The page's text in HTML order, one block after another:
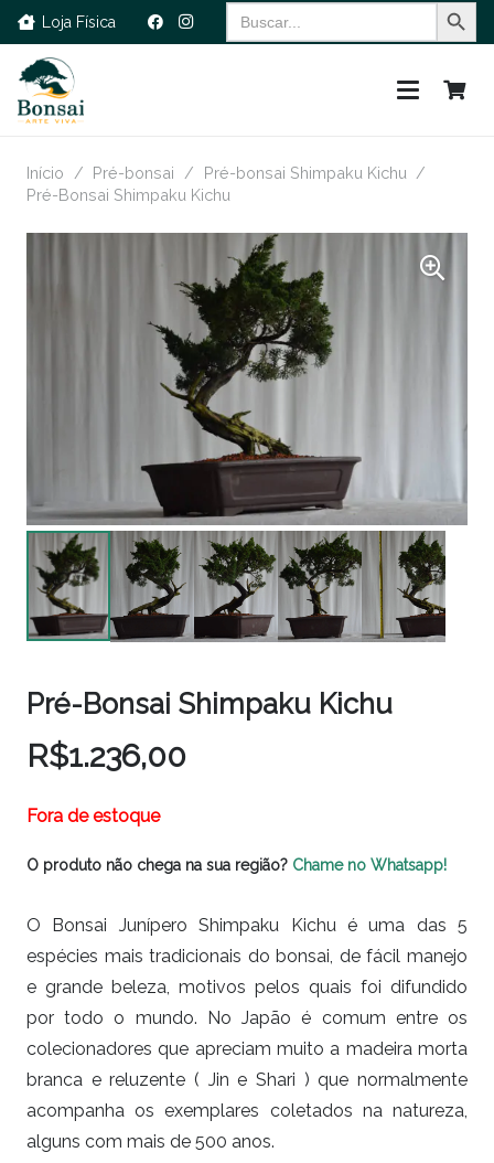
Loja Física
Search
for:
Início / Pré-bonsai / Pré-bonsai Shimpaku Kichu /
Pré-Bonsai Shimpaku Kichu
Pré-Bonsai Shimpaku Kichu
R$1.236,00
Fora de estoque
O produto não chega na sua região? Chame no Whatsapp!
O Bonsai Junípero Shimpaku Kichu é uma das 5
espécies mais tradicionais do bonsai, de fácil manejo
e grande beleza, motivos pelos quais foi difundido
por todo o mundo. No Japão é comum entre os
colecionadores que apreciam muito a madeira morta
branca e reluzente ( Jin e Shari ) que normalmente
acompanha os exemplares coletados na natureza,
alguns com mais de 500 anos.